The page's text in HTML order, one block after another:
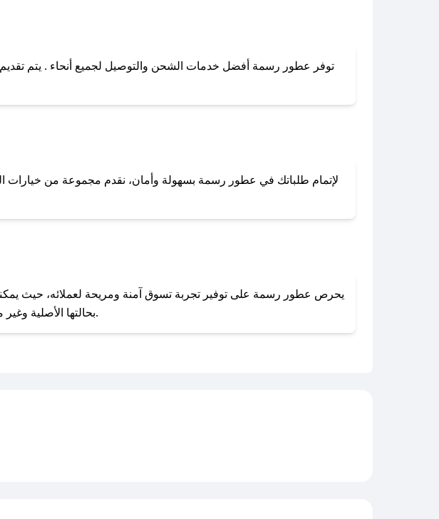
لا تقلق! يمكنك التواصل مع فريق دعم صحصح عبر
توفر عطور رسمة أفضل خدمات الشحن والتوصيل لجميع أنحاء . يتم
لإتمام طلباتك في عطور رسمة بسهولة وأمان، نقدم مجموعة من خيارات
بحالتها الأصلية وغير مستخدمة. يمكنك تقديم طلب الإرجاع بسهولة عبر موقعنا الإلكتروني أو من خلال خدمة العملاء.